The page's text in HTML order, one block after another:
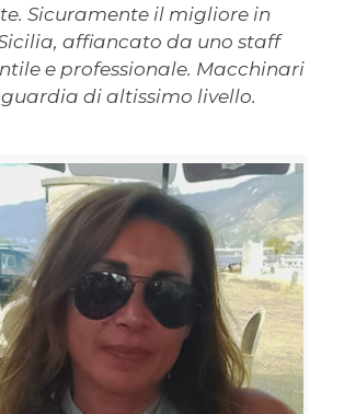
Sicuramente il migliore in
affiancato da uno staff
e professionale. Macchinari
di altissimo livello.